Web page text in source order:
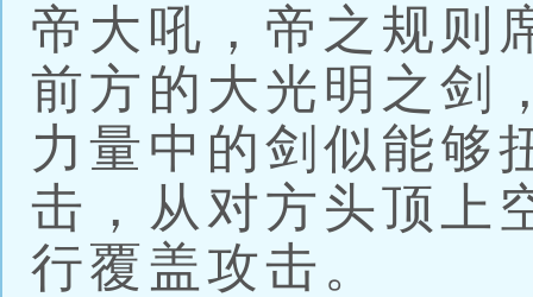
帝大吼，帝之规则
前方的大光明之剑
力量中的剑似能够
击，从对方头顶上
行覆盖攻击。